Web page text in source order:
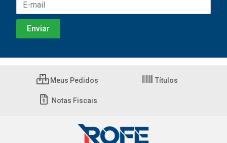
Meus Pedidos Títulos
Notas Fiscais